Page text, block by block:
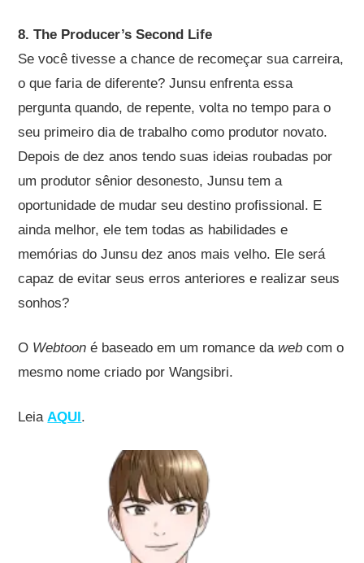
8. The Producer’s Second Life
Se você tivesse a chance de recomeçar sua carreira,
o que faria de diferente? Junsu enfrenta essa
pergunta quando, de repente, volta no tempo para o
seu primeiro dia de trabalho como produtor novato.
Depois de dez anos tendo suas ideias roubadas por
um produtor sênior desonesto, Junsu tem a
oportunidade de mudar seu destino profissional. E
ainda melhor, ele tem todas as habilidades e
memórias do Junsu dez anos mais velho. Ele será
capaz de evitar seus erros anteriores e realizar seus
sonhos?
O Webtoon é baseado em um romance daweb com o
mesmo nome criado por Wangsibri.
Leia AQUI.